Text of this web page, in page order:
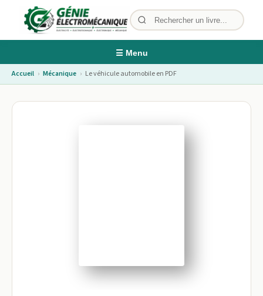
☰ Menu
Accueil › Mécanique › Le véhicule automobile en PDF